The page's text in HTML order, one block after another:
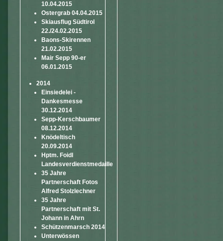
10.04.2015
Ostergrab 04.04.2015
Skiausflug Südtirol
22./24.02.2015
Baons-Skirennen
21.02.2015
Mair Sepp 90-er
06.01.2015
2014
Einsiedelei -
Dankesmesse
30.12.2014
Sepp-Kerschbaumer
08.12.2014
Knödeltisch
20.09.2014
Hptm. Foidl
Landesverdienstmedaille
35 Jahre
Partnerschaft Fotos
Alfred Stolzlechner
35 Jahre
Partnerschaft mit St.
Johann in Ahrn
Schützenmarsch 2014
Unterwössen